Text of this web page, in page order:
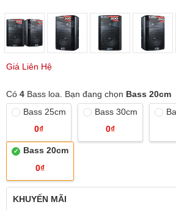
Giá Liên Hệ
Có 4 Bass loa. Bạn đang chọn Bass 20cm
Bass 25cm
0₫
Bass 30cm
0₫
Bass 20cm
0₫
KHUYẾN MÃI